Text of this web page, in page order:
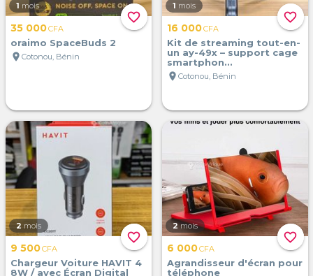
favorite_border
1 mois
35 000CFA
oraimo SpaceBuds 2
location_on Cotonou, Bénin
favorite_border
1 mois
16 000CFA
Kit de streaming tout-en-
un ay-49x – support cage
smartphon...
location_on Cotonou, Bénin
favorite_border
2 mois
9 500CFA
Chargeur Voiture HAVIT 4
8W / avec Écran Digital
favorite_border
2 mois
6 000CFA
Agrandisseur d'écran pour
téléphone